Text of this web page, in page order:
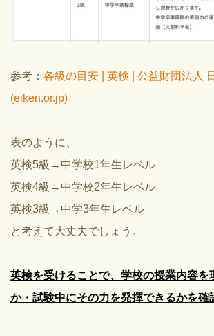
参考： 各級の目安 | 英検 | 公益財団法人
(eiken.or.jp)
表のように、
英検5級→中学校1年生レベル
英検4級→中学校2年生レベル
英検3級→中学3年生レベル
と考えて大丈夫でしょう。
英検を受けることで、学校の授業内容を
か・試験中にその力を発揮できるかを確